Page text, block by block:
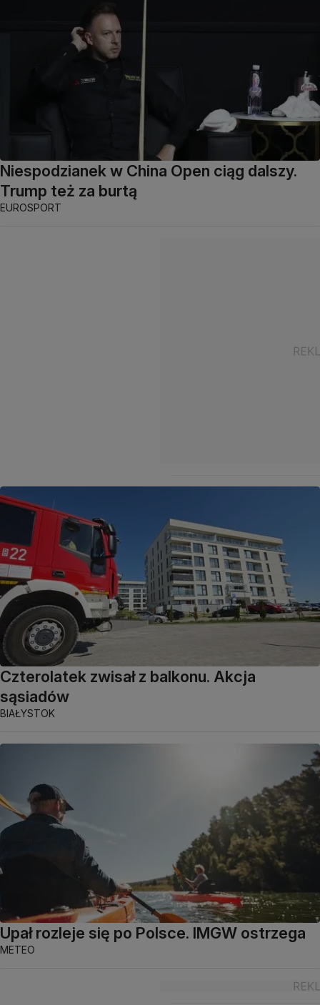
Niespodzianek w China Open ciąg dalszy.
Trump też za burtą
EUROSPORT
Czterolatek zwisał z balkonu. Akcja
sąsiadów
BIAŁYSTOK
Upał rozleje się po Polsce. IMGW ostrzega
METEO